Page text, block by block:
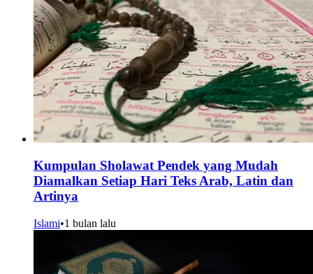
Kumpulan Sholawat Pendek yang Mudah
Diamalkan Setiap Hari Teks Arab, Latin dan
Artinya
Islami•1 bulan lalu